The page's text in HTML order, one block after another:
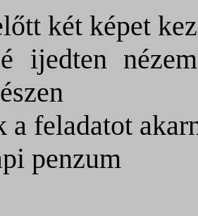
két képet
ijedten
a feladatot
penzum